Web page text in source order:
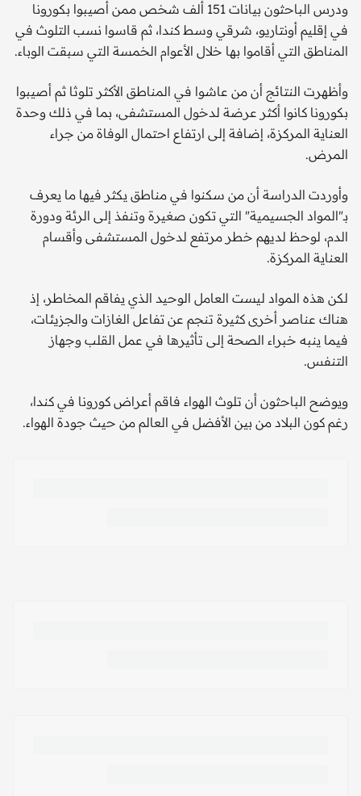
ودرس الباحثون بيانات 151 ألف شخص ممن أصيبوا بكورونا
في إقليم أونتاريو، شرقي وسط كندا، ثم قاسوا نسب التلوث في
المناطق التي أقاموا بها خلال الأعوام الخمسة التي سبقت الوباء.
وأظهرت النتائج أن من عاشوا في المناطق الأكثر تلوثا ثم أصيبوا
بكورونا كانوا أكثر عرضة لدخول المستشفى، بما في ذلك وحدة
العناية المركزة، إضافة إلى ارتفاع احتمال الوفاة من جراء
المرض.
وأوردت الدراسة أن من سكنوا في مناطق يكثر فيها ما يعرف
بـ"المواد الجسيمية" التي تكون صغيرة وتنفذ إلى الرئة ودورة
الدم، لوحظ لديهم خطر مرتفع لدخول المستشفى وأقسام
العناية المركزة.
لكن هذه المواد ليست العامل الوحيد الذي يفاقم المخاطر، إذ
هناك عناصر أخرى كثيرة تنجم عن تفاعل الغازات والجزيئات،
فيما ينبه خبراء الصحة إلى تأثيرها في عمل القلب وجهاز
التنفس.
ويوضح الباحثون أن تلوث الهواء فاقم أعراض كورونا في كندا،
رغم كون البلاد من بين الأفضل في العالم من حيث جودة الهواء.